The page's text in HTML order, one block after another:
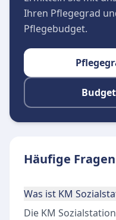
Zusammenarbeit
Haus- und
Ihren Pflegegrad
Pflegebudget.
Häufige
Was ist KM
Die KM